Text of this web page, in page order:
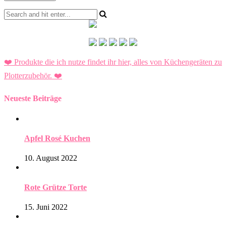
❤️ Produkte die ich nutze findet ihr hier, alles von Küchengeräten zu
Plotterzubehör. ❤️
Neueste Beiträge
Apfel Rosé Kuchen
10. August 2022
Rote Grütze Torte
15. Juni 2022